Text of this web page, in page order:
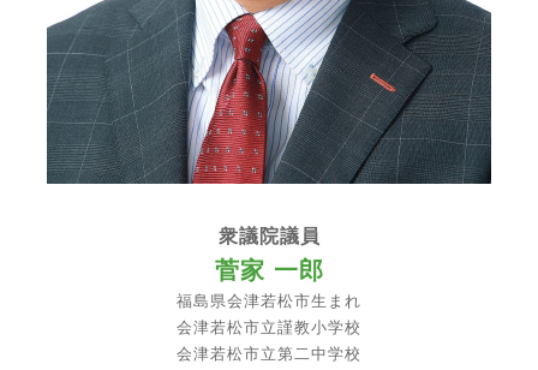
衆議院議員
菅家 一郎
福島県会津若松市生まれ
会津若松市立謹教小学校
会津若松市立第二中学校